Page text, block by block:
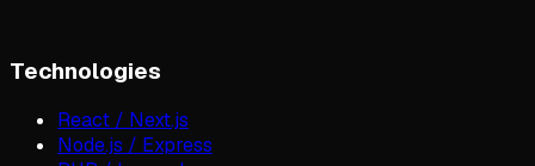
Technologies
React / Next.js
Node.js / Express